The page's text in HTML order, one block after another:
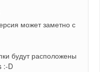
может заметно с
будут расположены
:-D